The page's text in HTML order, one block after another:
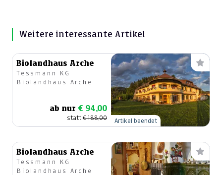
Weitere interessante Artikel
Biolandhaus Arche
Tessmann KG
Biolandhaus Arche
ab nur € 94,00
statt€ 188,00 Artikel beendet
Biolandhaus Arche
Tessmann KG
Biolandhaus Arche